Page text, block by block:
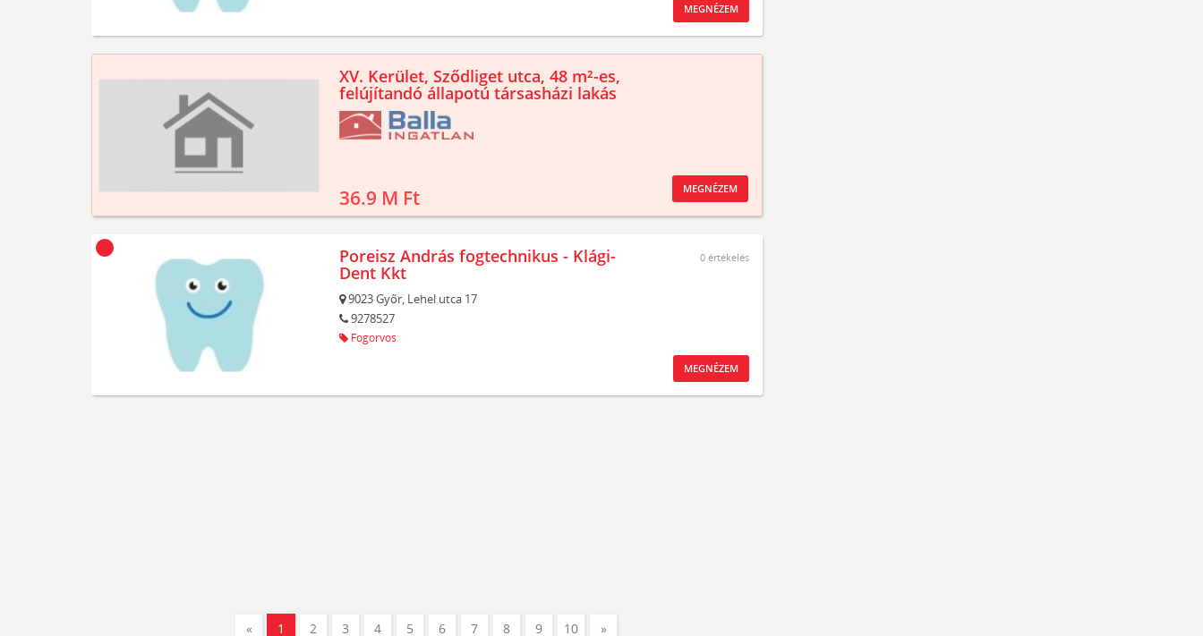
MEGNÉZEM
XV. Kerület, Sződliget utca, 48 m²-es,
felújítandó állapotú társasházi lakás
36.9 M Ft MEGNÉZEM
Poreisz András fogtechnikus - Klági-
Dent Kkt
9023Győr, Lehel utca 17
9278527
Fogorvos
0 értékelés
MEGNÉZEM
« 1 2 3 4 5 6 7 8 9 10 »